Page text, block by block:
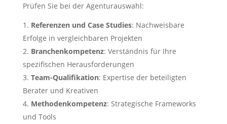
Prüfen Sie bei der Agenturauswahl:
Referenzen und Case Studies: Nachweisbare
Erfolge in vergleichbaren Projekten
Branchenkompetenz: Verständnis für Ihre
spezifischen Herausforderungen
Team-Qualifikation: Expertise der beteiligten
Berater und Kreativen
Methodenkompetenz: Strategische Frameworks
und Tools